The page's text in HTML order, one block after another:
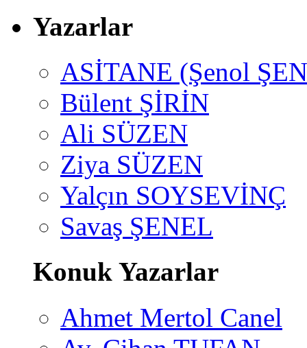
Yazarlar
ASİTANE (Şenol
Bülent ŞİRİN
Ali SÜZEN
Ziya SÜZEN
Yalçın SOYSEVİNÇ
Savaş ŞENEL
Konuk Yazarlar
Ahmet Mertol Canel